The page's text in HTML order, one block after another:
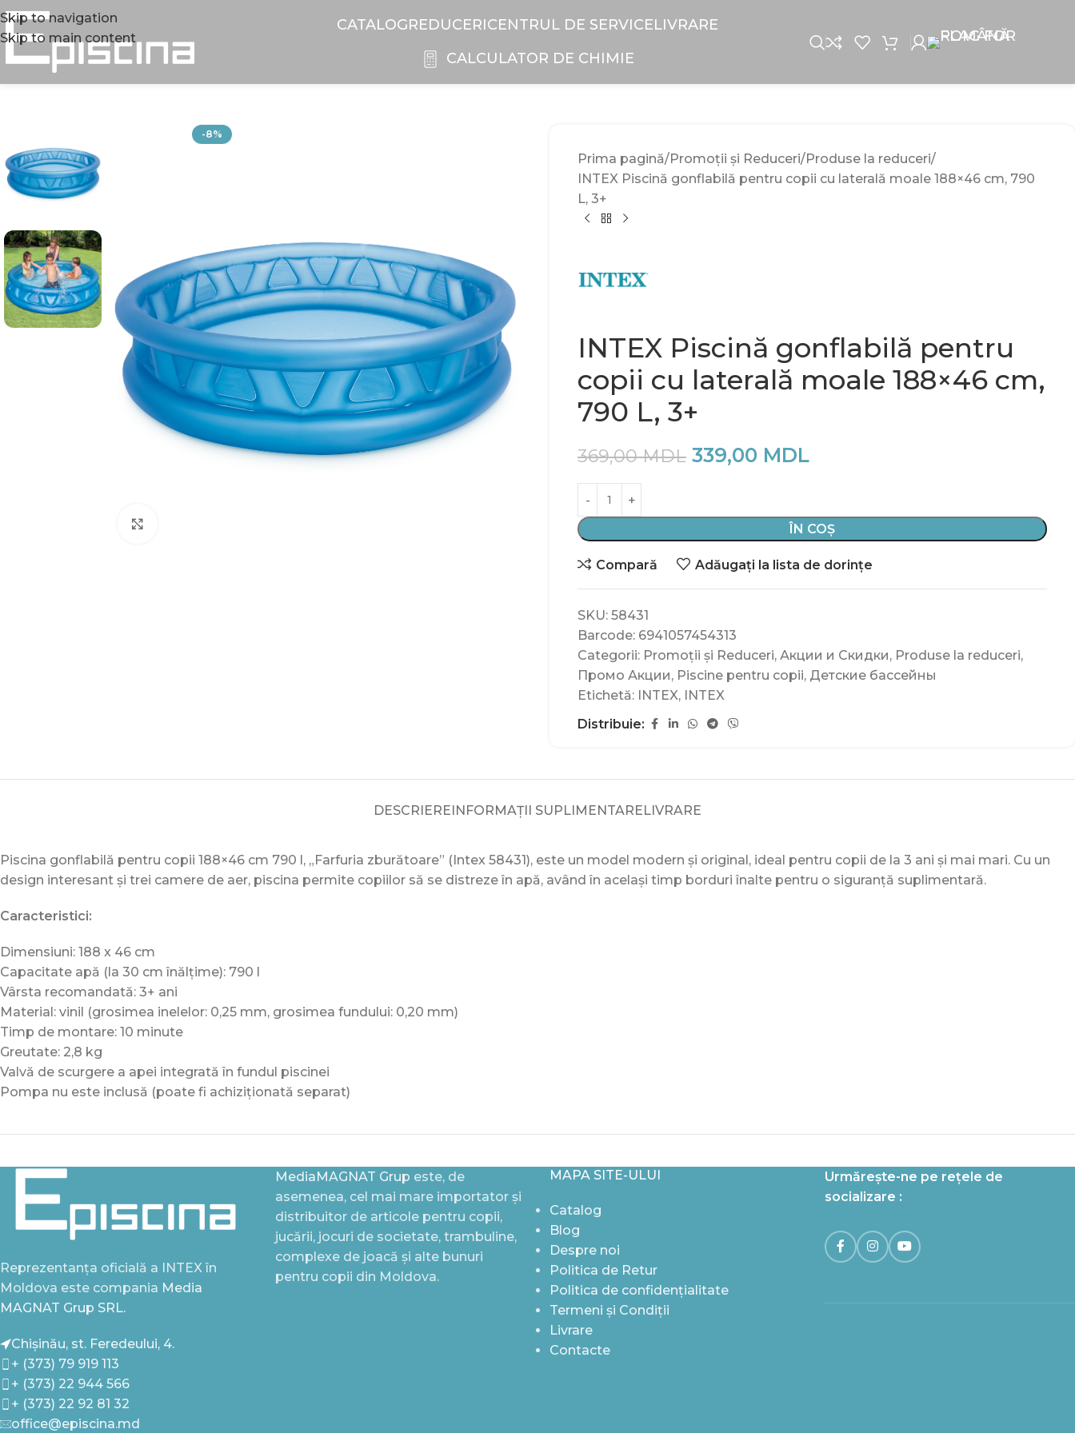
Skip to navigation
Skip to main content
CATALOGREDUCERICENTRUL DE SERVICELIVRARE
CALCULATOR DE CHIMIE
-8%
Prima pagină Promoții și Reduceri Produse la reduceri
INTEX Piscină gonflabilă pentru copii cu laterală moale 188×46 cm, 790
L, 3+
INTEX Piscină gonflabilă pentru
copii cu laterală moale 188×46 cm,
790 L, 3+
369,00MDL 339,00 MDL
ÎN COȘ
Compară Adăugați la lista de dorințe
SKU: 58431
Barcode: 6941057454313
Categorii: Promoții și Reduceri, Акции и Скидки, Produse la reduceri,
Промо Акции, Piscine pentru copii, Детские бассейны
Etichetă: INTEX, INTEX
Distribuie:
DESCRIEREINFORMAȚII SUPLIMENTARELIVRARE
Piscina gonflabilă pentru copii 188×46 cm 790 l, „Farfuria zburătoare” (Intex 58431), este un model modern și original, ideal pentru copii de la 3 ani și mai mari. Cu un
design interesant și trei camere de aer, piscina permite copiilor să se distreze în apă, având în același timp borduri înalte pentru o siguranță suplimentară.
Caracteristici:
Dimensiuni: 188 x 46 cm
Capacitate apă (la 30 cm înălțime): 790 l
Vârsta recomandată: 3+ ani
Material: vinil (grosimea inelelor: 0,25 mm, grosimea fundului: 0,20 mm)
Timp de montare: 10 minute
Greutate: 2,8 kg
Valvă de scurgere a apei integrată în fundul piscinei
Pompa nu este inclusă (poate fi achiziționată separat)
Reprezentanța oficială a INTEX în
Moldova este compania Media
MAGNAT Grup SRL.
Chișinău, st. Feredeului, 4.
+ (373) 79 919 113
+ (373) 22 944 566
+ (373) 22 92 81 32
office@episcina.md
MediaMAGNAT Grup este, de
asemenea, cel mai mare importator și
distribuitor de articole pentru copii,
jucării, jocuri de societate, trambuline,
complexe de joacă și alte bunuri
pentru copii din Moldova.
MAPA SITE-ULUI
Catalog
Blog
Despre noi
Politica de Retur
Politica de confidențialitate
Termeni și Condiții
Livrare
Contacte
Urmărește-ne pe rețele de
socializare :